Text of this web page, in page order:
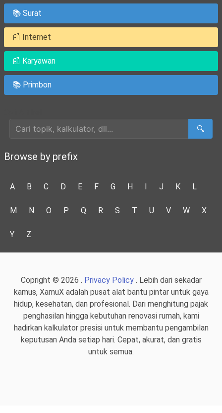
📚 Surat
📰 Internet
📰 Karyawan
📚 Primbon
🔍
Browse by prefix
A B C D E F G H I J K L
M N O P Q R S T U V W X
Y Z
Copright © 2026 . Privacy Policy. Lebih dari sekadar
kamus, XamuX adalah pusat alat bantu pintar untuk gaya
hidup, kesehatan, dan profesional. Dari menghitung pajak
penghasilan hingga kebutuhan renovasi rumah, kami
hadirkan kalkulator presisi untuk membantu pengambilan
keputusan Anda setiap hari. Cepat, akurat, dan gratis
untuk semua.